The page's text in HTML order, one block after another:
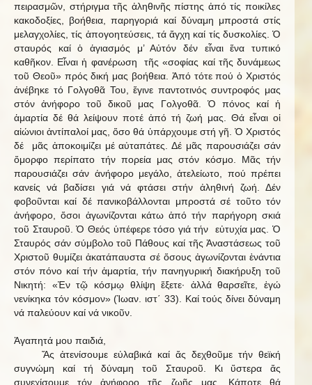
πειρασμῶν, στήριγμα τῆς ἀληθινῆς πίστης ἀπό τίς ποικίλες
κακοδοξίες, βοήθεια, παρηγοριά καί δύναμη μπροστά στίς
μελαγχολίες, τίς ἀπογοητεύσεις, τά ἄγχη καί τίς δυσκολίες. Ὁ
σταυρός καί ὁ ἁγιασμός μ’ Αὐτόν δέν εἶναι ἕνα τυπικό
καθῆκον. Εἶναι ἡ φανέρωση τῆς «σοφίας καί τῆς δυνάμεως
τοῦ Θεοῦ» πρός δική μας βοήθεια. Ἀπό τότε πού ὁ Χριστός
ἀνέβηκε τό Γολγοθᾶ Του, ἔγινε παντοτινός συντροφός μας
στόν ἀνήφορο τοῦ δικοῦ μας Γολγοθᾶ. Ὁ πόνος καί ἡ
ἁμαρτία δέ θά λείψουν ποτέ ἀπό τή ζωή μας. Θά εἶναι οἱ
αἰώνιοι ἀντίπαλοί μας, ὅσο θά ὑπάρχουμε στή γῆ. Ὁ Χριστός
δέ μᾶς ἀποκοιμίζει μέ αὐταπάτες. Δέ μᾶς παρουσιάζει σάν
ὄμορφο περίπατο τήν πορεία μας στόν κόσμο. Μᾶς τήν
παρουσιάζει σάν ἀνήφορο μεγάλο, ἀτελείωτο, πού πρέπει
κανείς νά βαδίσει γιά νά φτάσει στήν ἀληθινή ζωή. Δέν
φοβοῦνται καί δέ πανικοβάλλονται μπροστά σέ τοῦτο τόν
ἀνήφορο, ὅσοι ἀγωνίζονται κάτω ἀπό τήν παρήγορη σκιά
τοῦ Σταυροῦ. Ὁ Θεός ὑπέφερε τόσο γιά τήν εὐτυχία μας. Ὁ
Σταυρός σάν σύμβολο τοῦ Πάθους καί τῆς Ἀναστάσεως τοῦ
Χριστοῦ θυμίζει ἀκατάπαυστα σέ ὅσους ἀγωνίζονται ἐνάντια
στόν πόνο καί τήν ἁμαρτία, τήν πανηγυρική διακήρυξη τοῦ
Νικητή: «Ἐν τῷ κόσμῳ θλίψη ἕξετε· ἀλλά θαρσεῖτε, ἐγώ
νενίκηκα τόν κόσμον» (Ἰωαν. ιστ΄ 33). Καί τούς δίνει δύναμη
νά παλεύουν καί νά νικοῦν.
Ἀγαπητά μου παιδιά,
Ἄς ἀτενίσουμε εὐλαβικά καί ἄς δεχθοῦμε τήν θεϊκή
συγνώμη καί τή δύναμη τοῦ Σταυροῦ. Κι ὕστερα ἄς
συνεχίσουμε τόν ἀνήφορο τῆς ζωῆς μας. Κάποτε θά